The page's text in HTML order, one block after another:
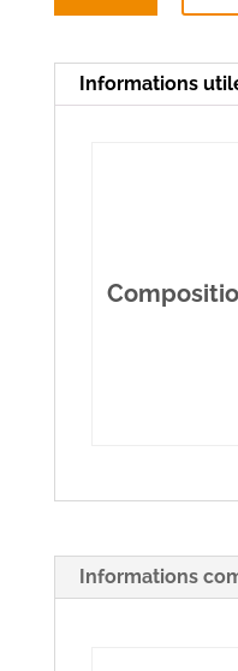
de
100
Informations
Informations